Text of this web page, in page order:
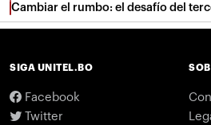
Cambiar el rumbo: el desafío del
SIGA UNITEL.BO
Facebook
Twitter